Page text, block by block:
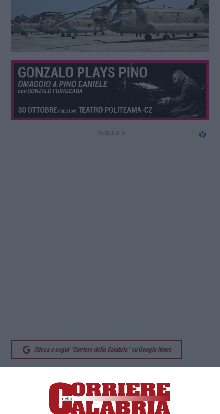
Clicca e segui “Corriere della Calabria” su Google News
l’inizio della operazione ‘Glad Tidings of
Victory’ contro le forze americane nella base